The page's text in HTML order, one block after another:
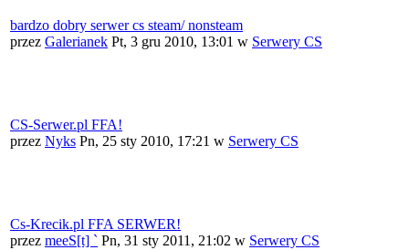
bardzo dobry serwer cs steam/ nonsteam
przez Galerianek Pt, 3 gru 2010, 13:01 w Serwery CS
CS-Serwer.pl FFA!
przez Nyks Pn, 25 sty 2010, 17:21 w Serwery CS
Cs-Krecik.pl FFA SERWER!
przez meeS[t] ` Pn, 31 sty 2011, 21:02 w Serwery CS